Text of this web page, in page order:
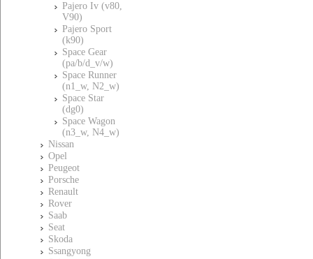
Pajero Iv (v80,
V90)
Pajero Sport
(k90)
Space Gear
(pa/b/d_v/w)
Space Runner
(n1_w, N2_w)
Space Star
(dg0)
Space Wagon
(n3_w, N4_w)
Nissan
Opel
Peugeot
Porsche
Renault
Rover
Saab
Seat
Skoda
Ssangyong